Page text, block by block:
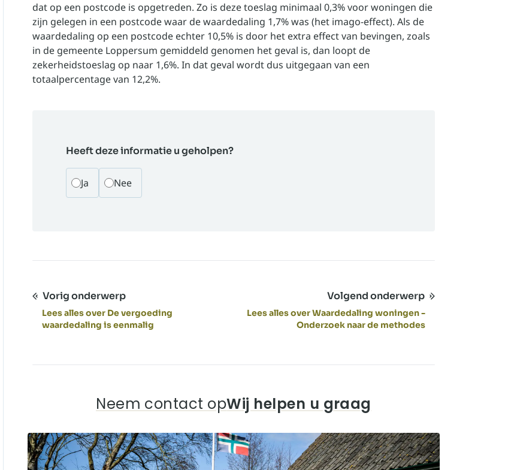
dat op een postcode is opgetreden. Zo is deze toeslag minimaal 0,3% voor woningen die
zijn gelegen in een postcode waar de waardedaling 1,7% was (het imago-effect). Als de
waardedaling op een postcode echter 10,5% is door het extra effect van bevingen, zoals
in de gemeente Loppersum gemiddeld genomen het geval is, dan loopt de
zekerheidstoeslag op naar 1,6%. In dat geval wordt dus uitgegaan van een
totaalpercentage van 12,2%.
Heeft deze informatie u geholpen?
Ja Nee
Vorig onderwerp
Lees alles over De vergoeding
waardedaling is eenmalig
Volgend onderwerp
Lees alles over Waardedaling woningen -
Onderzoek naar de methodes
Neem contact opWij helpen u graag